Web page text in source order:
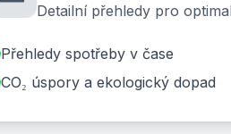
Detailní přehledy pro
Přehledy spotřeby v čase
CO₂ úspory a ekologický dopad